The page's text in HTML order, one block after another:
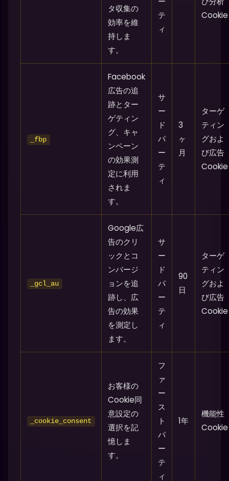
タ収集の
効率を維
持しま
す。
テ
ィ
Cookie
_fbp
Facebook
広告の追
跡とター
ゲティン
グ、キャ
ンペーン
の効果測
定に利用
されま
す。
サ
ー
ド
パ
ー
テ
ィ
3
ヶ
月
ターゲ
ティン
グおよ
び広告
Cookie
_gcl_au
Google広
告のクリ
ックとコ
ンバージ
ョンを追
跡し、広
告の効果
を測定し
ます。
サ
ー
ド
パ
ー
テ
ィ
90
日
ターゲ
ティン
グおよ
び広告
Cookie
_cookie_consent
お客様の
Cookie同
意設定の
選択を記
憶しま
す。
フ
ァ
ー
ス
ト
パ
ー
テ
ィ
1年
機能性
Cookie